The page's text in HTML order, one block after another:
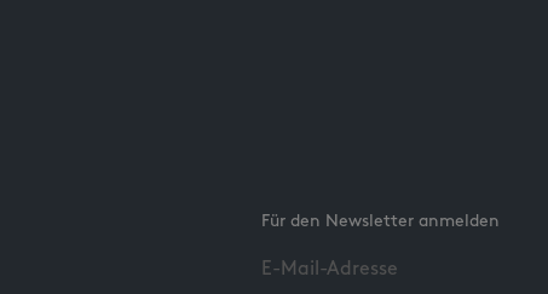
Für den Newsletter anmelden